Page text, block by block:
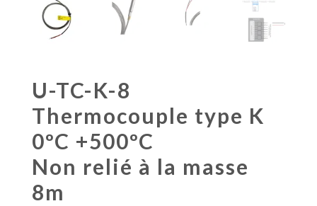
U-TC-K-8
Thermocouple type K
0ºC +500ºC
Non relié à la masse
8m